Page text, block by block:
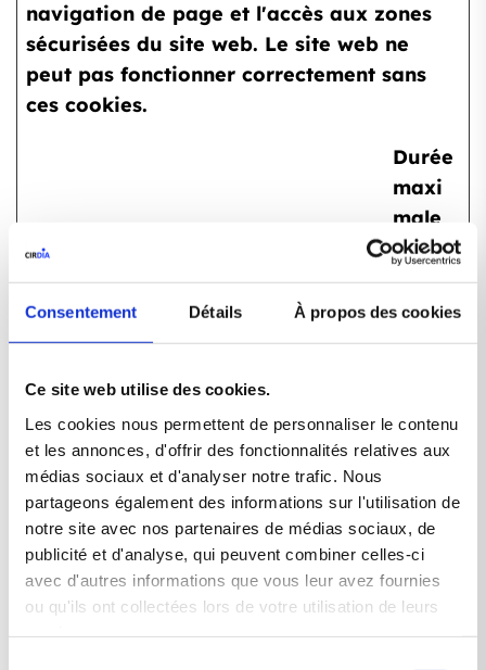
Consentement Détails À propos des cookies
Ce site web utilise des cookies.
Les cookies nous permettent de personnaliser le contenu
et les annonces, d'offrir des fonctionnalités relatives aux
médias sociaux et d'analyser notre trafic. Nous
partageons également des informations sur l'utilisation de
notre site avec nos partenaires de médias sociaux, de
publicité et d'analyse, qui peuvent combiner celles-ci
avec d'autres informations que vous leur avez fournies
ou qu'ils ont collectées lors de votre utilisation de leurs
navigation de page et l'accès aux zones
sécurisées du site web. Le site web ne
peut pas fonctionner correctement sans
ces cookies.
Nom
Durée
maxi
male
de
conse
rvatio
n
CookieC
Cookieb
d'utilisation de
cookies pour le
domaine actuel
par l'utilisateur
wpEmoji
Settings
Support
cirdia.fr
Ce cookie fait
part d'un
ensemble de
Sessi
on